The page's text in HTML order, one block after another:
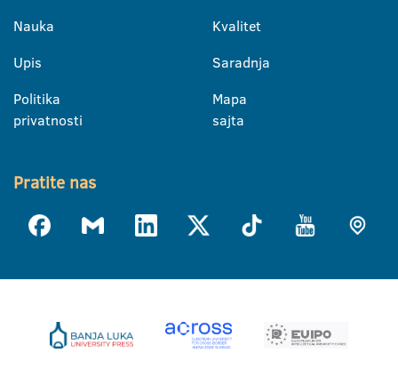
Nauka
Upis
Politika
privatnosti
Kvalitet
Saradnja
Mapa
sajta
Pratite nas